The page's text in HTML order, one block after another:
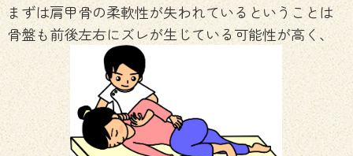
まずは肩甲骨の柔軟性が失われているということは
骨盤も前後左右にズレが生じている可能性が高く、